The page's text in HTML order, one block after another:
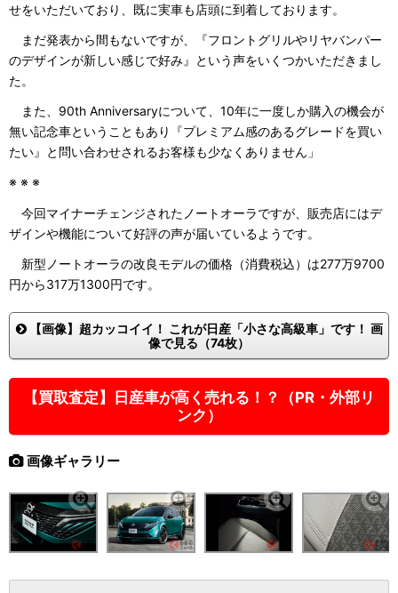
せをいただいており、既に実車も店頭に到着しております。
まだ発表から間もないですが、『フロントグリルやリヤバンパー
のデザインが新しい感じで好み』という声をいくつかいただきまし
た。
また、90th Anniversaryについて、10年に一度しか購入の機会が
無い記念車ということもあり『プレミアム感のあるグレードを買い
たい』と問い合わせされるお客様も少なくありません」
※ ※ ※
今回マイナーチェンジされたノートオーラですが、販売店にはデ
ザインや機能について好評の声が届いているようです。
新型ノートオーラの改良モデルの価格（消費税込）は277万9700
円から317万1300円です。
【画像】超カッコイイ！ これが日産「小さな高級車」です！ 画
像で見る（74枚）
【買取査定】日産車が高く売れる！？（PR・外部リ
ンク）
画像ギャラリー